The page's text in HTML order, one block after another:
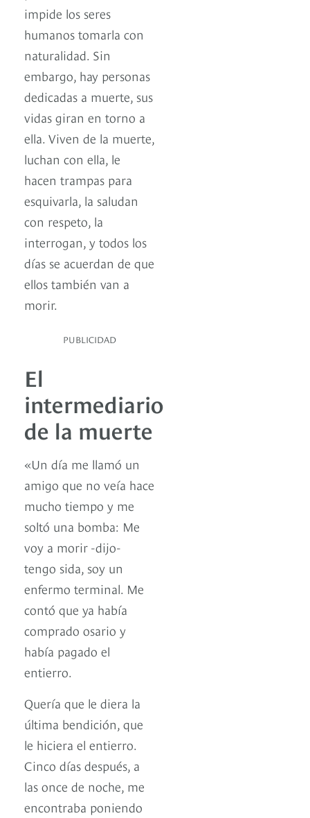
impide los seres
humanos tomarla con
naturalidad. Sin
embargo, hay personas
dedicadas a muerte, sus
vidas giran en torno a
ella. Viven de la muerte,
luchan con ella, le
hacen trampas para
esquivarla, la saludan
con respeto, la
interrogan, y todos los
días se acuerdan de que
ellos también van a
morir.
PUBLICIDAD
El
intermediario
de la muerte
«Un día me llamó un
amigo que no veía hace
mucho tiempo y me
soltó una bomba: Me
voy a morir -dijo-
tengo sida, soy un
enfermo terminal. Me
contó que ya había
comprado osario y
había pagado el
entierro.
Quería que le diera la
última bendición, que
le hiciera el entierro.
Cinco días después, a
las once de noche, me
encontraba poniendo